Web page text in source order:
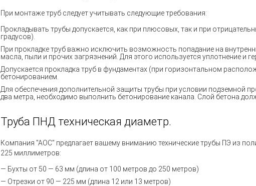
При монтаже труб следует учитывать следующие требования:
Прокладывать трубы допускается, как при плюсовых, так и при
градусов).
При прокладке труб важно исключить возможность попадание на
масла, пыли и прочих загрязнений. Для этого используется уплотнение и
Допускается прокладка труб в фундаментах (при горизонтальном
бетонированием.
Для обеспечения дополнительной защиты трубы при условии подземной
два метра, необходимо выполнить бетонирование канала. Слой бетона
Труба ПНД техническая диаметр.
Компания "АОС" предлагает вашему вниманию технические трубы ПЭ из
225 миллиметров:
— Бухты от 50 — 63 мм (длина от 100 метров до 250 метров)
— Отрезки от 90 — 225 мм (длина 12 или 13 метров)